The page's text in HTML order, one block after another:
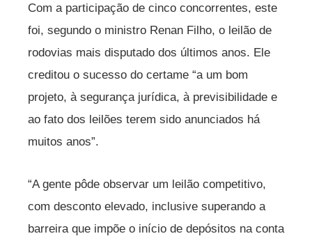
Com a participação de cinco concorrentes, este
foi, segundo o ministro Renan Filho, o leilão de
rodovias mais disputado dos últimos anos. Ele
creditou o sucesso do certame “a um bom
projeto, à segurança jurídica, à previsibilidade e
ao fato dos leilões terem sido anunciados há
muitos anos”.
“A gente pôde observar um leilão competitivo,
com desconto elevado, inclusive superando a
barreira que impõe o início de depósitos na conta